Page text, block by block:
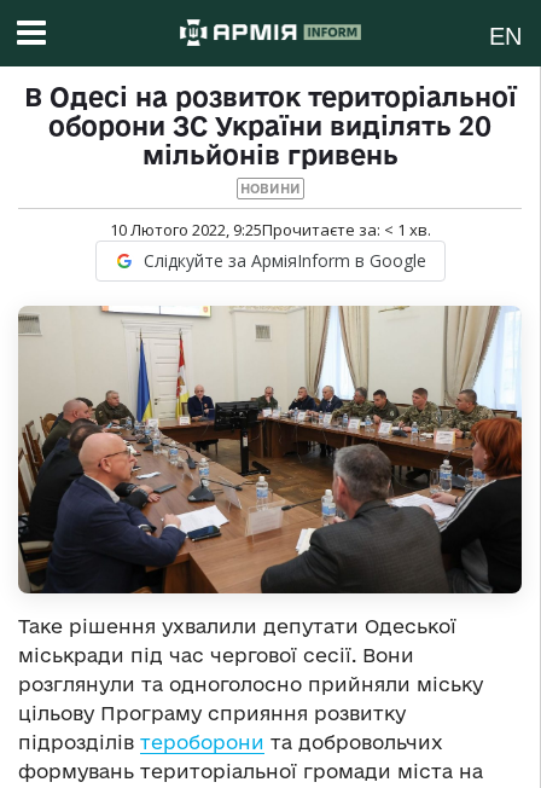
EN
В Одесі на розвиток територіальної
оборони ЗС України виділять 20
мільйонів гривень
НОВИНИ
10 Лютого 2022, 9:25Прочитаєте за: < 1 хв.
Слідкуйте за АрміяInform в Google
Таке рішення ухвалили депутати Одеської
міськради під час чергової сесії. Вони
розглянули та одноголосно прийняли міську
цільову Програму сприяння розвитку
підрозділів тероборони та добровольчих
формувань територіальної громади міста на